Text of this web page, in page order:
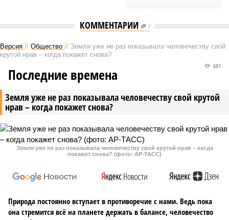
КОММЕНТАРИИ 1
Версия // Общество // Земля уже не раз показывала человечеству свой
крутой нрав – когда покажет снова?
Земля уже не раз показывала человечеству свой крутой
нрав – когда покажет снова?
681
Последние времена
Земля уже не раз показывала человечеству свой крутой нрав – когда
покажет снова? (фото: АР-ТАСС)
Природа постоянно вступает в противоречие с нами. Ведь пока
она стремится всё на планете держать в балансе, человечество